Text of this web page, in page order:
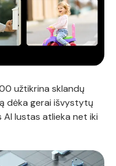
užtikrina sklandų
dėka gerai išvystytų
AI lustas atlieka net iki